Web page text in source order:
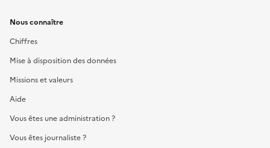
Nous connaître
Chiffres
Mise à disposition des données
Missions et valeurs
Aide
Vous êtes une administration ?
Vous êtes journaliste ?